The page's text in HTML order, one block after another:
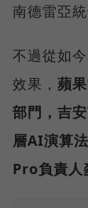
南德雷亞
不過從如
效果， 蘋
部門，吉
層AI演算
Pro負責人